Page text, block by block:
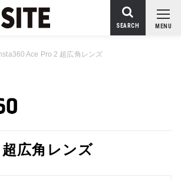
MENU
SEARCH
Ace Pro 2 超広角レンズ
広角レンズ